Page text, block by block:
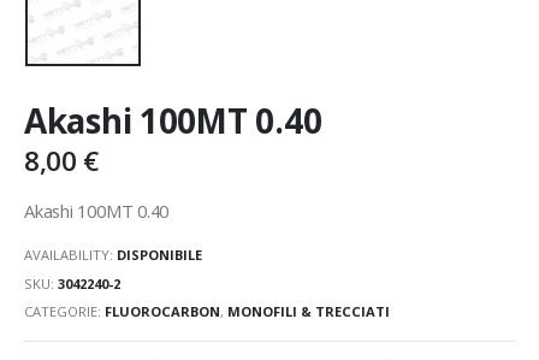
Akashi 100MT 0.40
8,00 €
Akashi 100MT 0.40
AVAILABILITY: DISPONIBILE
SKU: 3042240-2
CATEGORIE: FLUOROCARBON, MONOFILI & TRECCIATI